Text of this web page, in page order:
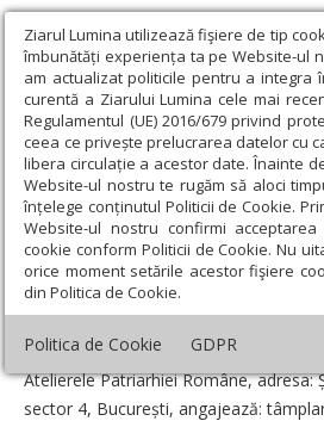
Ziarul Lumina utilizează fişiere de tip
îmbunătăți experiența ta pe Website-ul
am actualizat politicile pentru a integra
curentă a Ziarului Lumina cele mai
Regulamentul (UE) 2016/679 privind
ceea ce privește prelucrarea datelor cu
libera circulație a acestor date. Înainte
Website-ul nostru te rugăm să aloci
înțelege conținutul Politicii de Cookie.
Website-ul nostru confirmi
cookie conform Politicii de Cookie. Nu
orice moment setările acestor fişiere
din Politica de Cookie.
Politica de Cookie GDPR
Ziarul Lumina › Anunțuri › Angajări la
Române
Angajări la Atelierele
Data: 26 August 2019
Atelierele Patriarhiei Române, adresa:
sector 4, București, angajează: